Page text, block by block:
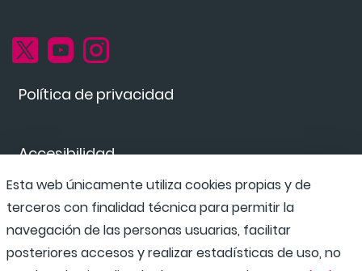
Política de privacidad
Accesibilidad
Canal de denuncias
Esta web únicamente utiliza cookies propias y de
terceros con finalidad técnica para permitir la
navegación de las personas usuarias, facilitar
posteriores accesos y realizar estadísticas de uso, no